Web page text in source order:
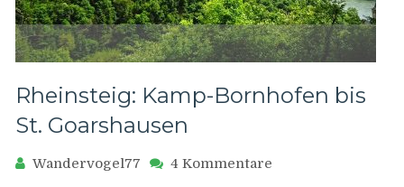
Rheinsteig: Kamp-Bornhofen bis
St. Goarshausen
Wandervogel77 4 Kommentare